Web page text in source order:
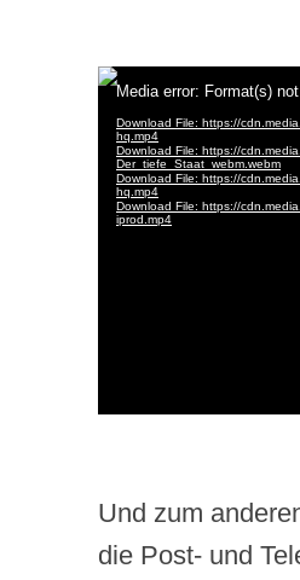
Und zum
die Post- und